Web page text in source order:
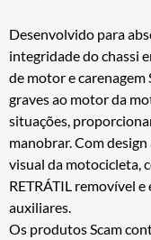
Desenvolvido para
integridade do chassi
de motor e carenagem
graves ao motor da
situações,
manobrar. Com
visual da motocicleta,
RETRÁTIL removível
auxiliares.
Os produtos Scam